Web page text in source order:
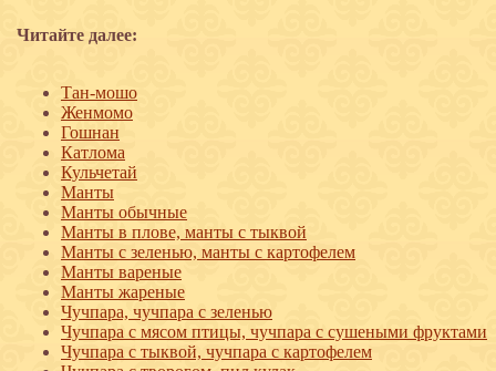
Читайте далее:
Тан-мошо
Женмомо
Гошнан
Катлома
Кульчетай
Манты
Манты обычные
Манты в плове, манты с тыквой
Манты с зеленью, манты с картофелем
Манты вареные
Манты жареные
Чучпара, чучпара с зеленью
Чучпара с мясом птицы, чучпара с сушеными фруктами
Чучпара с тыквой, чучпара с картофелем